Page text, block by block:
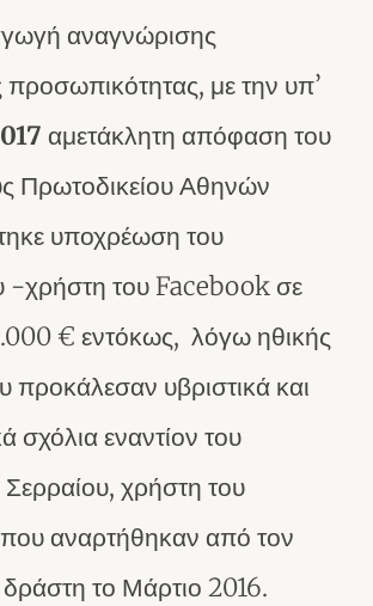
αναγνώρισης
με την υπ’
αμετάκλητη απόφαση του
Πρωτοδικείου Αθηνών
υποχρέωση του
-χρήστη του Facebook σε
€ εντόκως, λόγω ηθικής
προκάλεσαν υβριστικά και
σχόλια εναντίον του
χρήστη του
αναρτήθηκαν από τον
το Μάρτιο 2016.